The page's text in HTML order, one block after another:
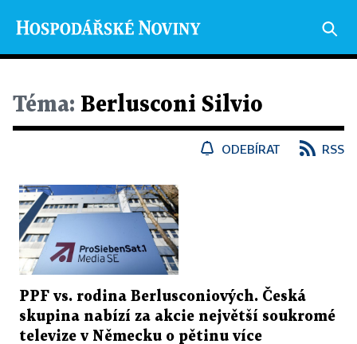
Téma: Berlusconi Silvio
ODEBÍRAT RSS
PPF vs. rodina Berlusconiových. Česká
skupina nabízí za akcie největší soukromé
televize v Německu o pětinu více